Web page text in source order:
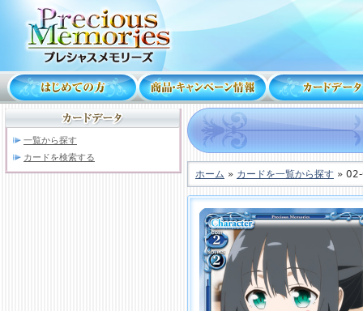
一覧から探す
カードを検索する
ホーム » カードを一覧から探す »